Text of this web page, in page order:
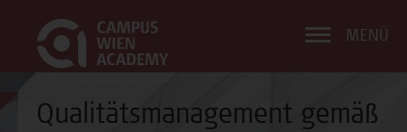
MENÜ
Qualitätsmanagement gemäß